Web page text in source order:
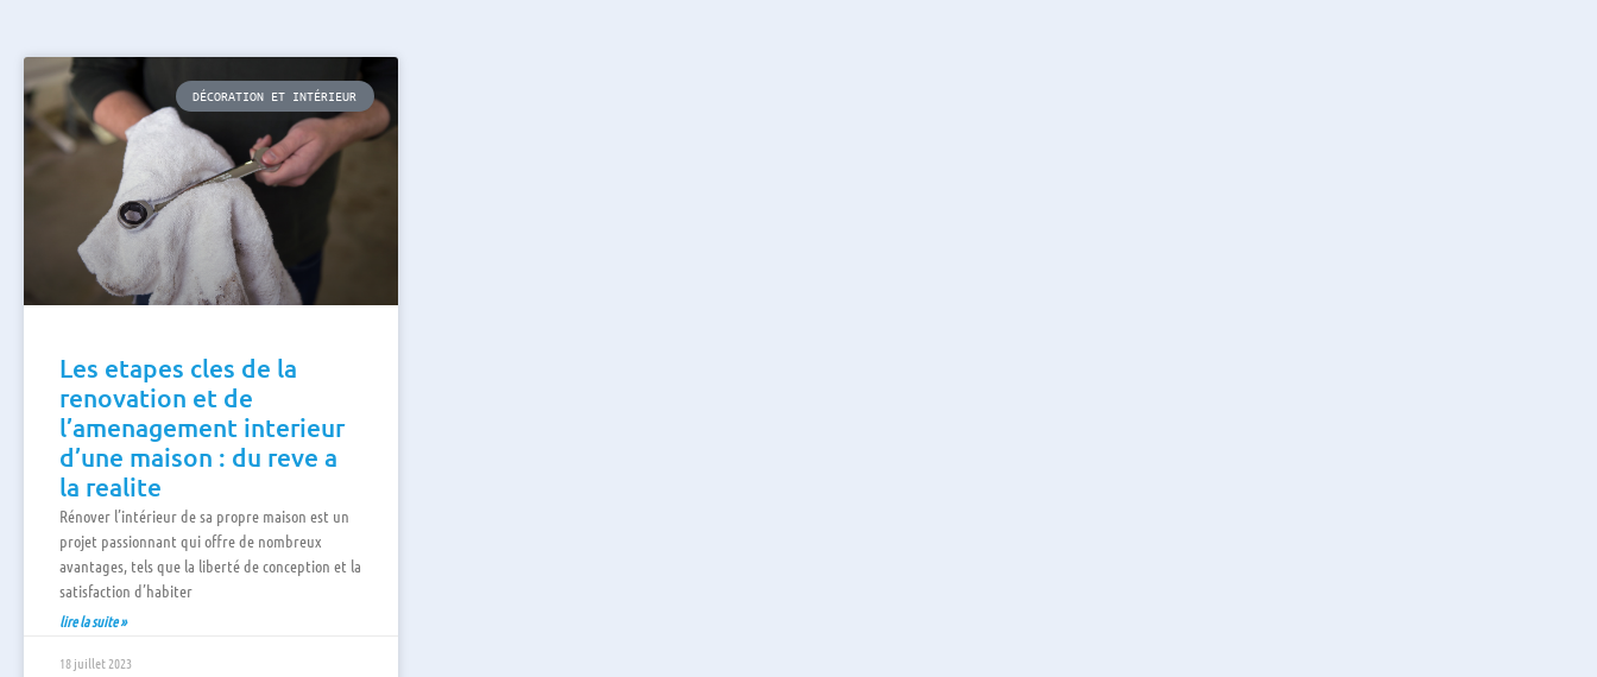
DÉCORATION ET INTÉRIEUR
Les etapes cles de la
renovation et de
l’amenagement interieur
d’une maison : du reve a
la realite
Rénover l’intérieur de sa propre maison est un
projet passionnant qui offre de nombreux
avantages, tels que la liberté de conception et la
satisfaction d’habiter
lire la suite »
18 juillet 2023